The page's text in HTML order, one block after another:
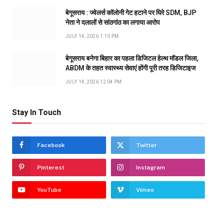
बेगूसराय : ज्वेलर्स कॉलोनी गेट हटाने पर घिरे SDM, BJP
नेता ने दलालों से सांठगांठ का लगाया आरोप
JULY 14, 2026 1:10 PM
बेगूसराय बनेगा बिहार का पहला डिजिटल हेल्थ मॉडल जिला,
ABDM के तहत स्वास्थ्य सेवाएं होंगी पूरी तरह डिजिटाइज
JULY 14, 2026 12:04 PM
Stay In Touch
Facebook Twitter
Pinterest Instagram
YouTube Vimeo